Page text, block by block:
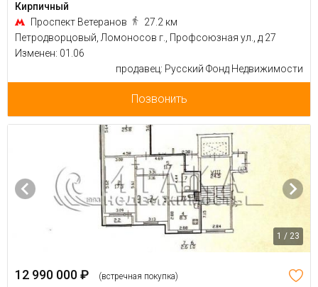
Кирпичный
Проспект Ветеранов
27.2 км
Петродворцовый, Ломоносов г., Профсоюзная ул., д 27
Изменен: 01.06
продавец: Русский Фонд Недвижимости
Позвонить
1 / 23
12 990 000 ₽ (встречная покупка)